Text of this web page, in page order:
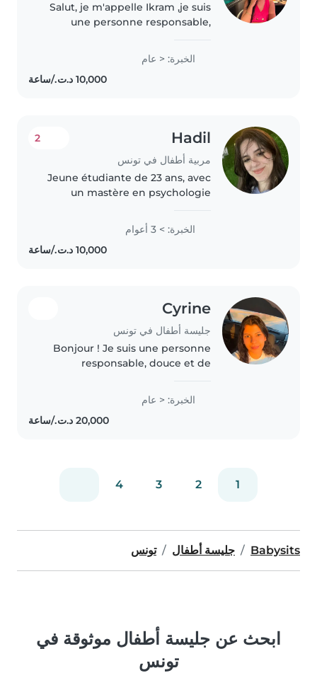
Salut, je m'appelle Ikram ,je suis
une personne responsable,
beaucoup les enfants et j'aime
passer du temps avec eux, jouer
avec eux et veiller à leur
الخبرة: < عام
Hadil
مربية أطفال في تونس
2
Jeune étudiante de 23 ans, avec
un mastère en psychologie
certificat en premiers secours,
ainsi qu'une expérience
significative dans le domaine du
الخبرة: > 3 أعوام
Cyrine
جليسة أطفال في تونس
Bonjour ! Je suis une personne
responsable, douce et de
bien-être des enfants. J'aime
organiser des activités ludiques
et éducatives adaptées à leur
الخبرة: < عام
1
2
3
4
Babysits جليسة أطفال تونس
ابحث عن جليسة أطفال موثوقة في
تونس